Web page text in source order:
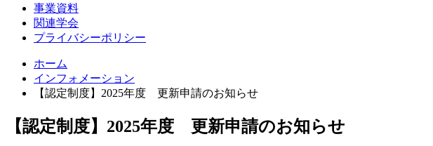
事業資料
関連学会
プライバシーポリシー
ホーム
インフォメーション
【認定制度】2025年度 更新申請のお知らせ
【認定制度】2025年度 更新申請のお知らせ